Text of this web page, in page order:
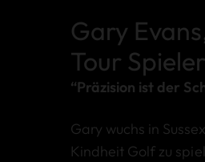
Gary
Tour
“Präzision ist der
Gary wuchs in
Kindheit Golf zu